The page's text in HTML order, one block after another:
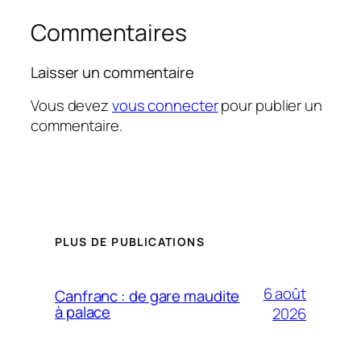
Commentaires
Laisser un commentaire
Vous devezvous connecterpour publier un
commentaire.
PLUS DE PUBLICATIONS
Canfranc : de gare maudite
à palace
6 août
2026